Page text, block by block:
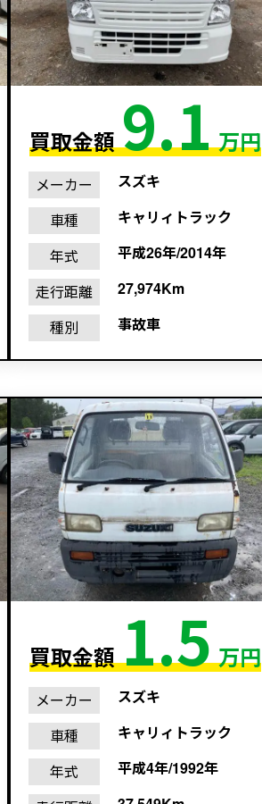
買取金額9.1 万円
メーカー
スズキ
車種
キャリィトラック
年式
平成26年/2014年
走行距離
27,974Km
種別
事故車
買取金額1.5 万円
メーカー
スズキ
車種
キャリィトラック
年式
平成4年/1992年